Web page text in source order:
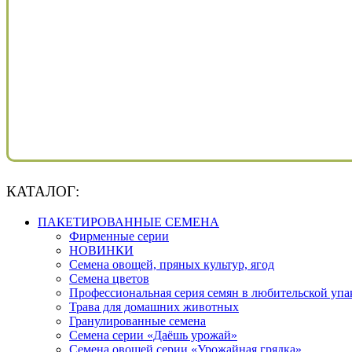
КАТАЛОГ:
ПАКЕТИРОВАННЫЕ СЕМЕНА
Фирменные серии
НОВИНКИ
Семена овощей, пряных культур, ягод
Семена цветов
Профессиональная серия семян в любительской
Трава для домашних животных
Гранулированные семена
Семена серии «Даёшь урожай»
Семена овощей серии «Урожайная грядка»